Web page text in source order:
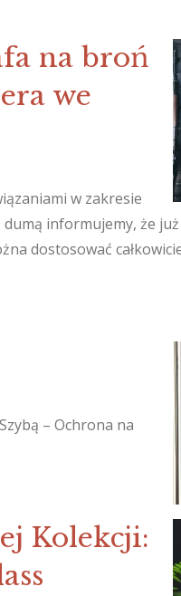
na broń
we
w zakresie
informujemy, że
dostosować
– Ochrona na
Kolekcji: